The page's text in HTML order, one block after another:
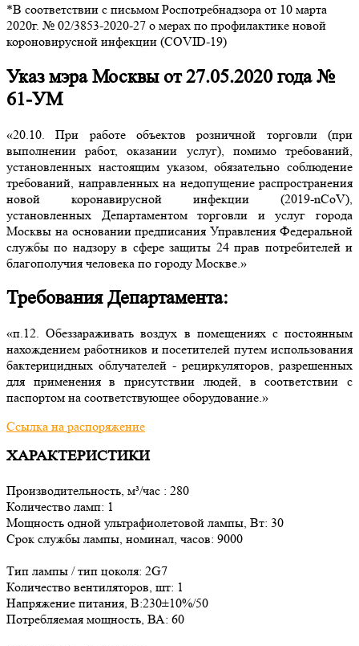
*В соответствии с письмом Роспотребнадзора от 10 марта
2020г. № 02/3853-2020-27 о мерах по профилактике новой
короновирусной инфекции (COVID-19)
Указ мэра Москвы от 27.05.2020 года №
61-УМ
«20.10. При работе объектов розничной торговли (при
выполнении работ, оказании услуг), помимо требований,
установленных настоящим указом, обязательно соблюдение
требований, направленных на недопущение распространения
новой коронавирусной инфекции (2019-nCoV),
установленных Департаментом торговли и услуг города
Москвы на основании предписания Управления Федеральной
службы по надзору в сфере защиты 24 прав потребителей и
благополучия человека по городу Москве.»
Требования Департамента:
«п.12. Обеззараживать воздух в помещениях с постоянным
нахождением работников и посетителей путем использования
бактерицидных облучателей - рециркуляторов, разрешенных
для применения в присутствии людей, в соответствии с
паспортом на соответствующее оборудование.»
Ссылка на распоряжение
ХАРАКТЕРИСТИКИ
Производительность, м³/час : 280
Количество ламп: 1
Мощность одной ультрафиолетовой лампы, Вт: 30
Срок службы лампы, номинал, часов: 9000
Тип лампы / тип цоколя: 2G7
Количество вентиляторов, шт: 1
Напряжение питания, В:230±10%/50
Потребляемая мощность, ВА: 60